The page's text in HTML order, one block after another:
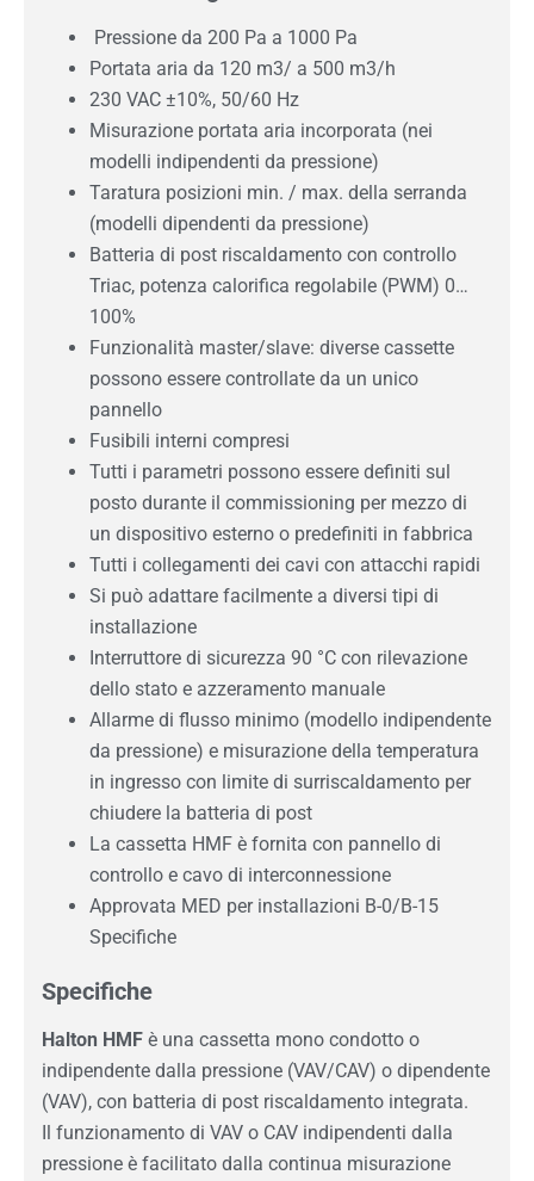
Pressione da 200 Pa a 1000 Pa
Portata aria da 120 m3/ a 500 m3/h
230 VAC ±10%, 50/60 Hz
Misurazione portata aria incorporata (nei
modelli indipendenti da pressione)
Taratura posizioni min. / max. della serranda
(modelli dipendenti da pressione)
Batteria di post riscaldamento con controllo
Triac, potenza calorifica regolabile (PWM) 0…
100%
Funzionalità master/slave: diverse cassette
possono essere controllate da un unico
pannello
Fusibili interni compresi
Tutti i parametri possono essere definiti sul
posto durante il commissioning per mezzo di
un dispositivo esterno o predefiniti in fabbrica
Tutti i collegamenti dei cavi con attacchi rapidi
Si può adattare facilmente a diversi tipi di
installazione
Interruttore di sicurezza 90 °C con rilevazione
dello stato e azzeramento manuale
Allarme di flusso minimo (modello indipendente
da pressione) e misurazione della temperatura
in ingresso con limite di surriscaldamento per
chiudere la batteria di post
La cassetta HMF è fornita con pannello di
controllo e cavo di interconnessione
Approvata MED per installazioni B-0/B-15
Specifiche
Specifiche
Halton HMF è una cassetta mono condotto o
indipendente dalla pressione (VAV/CAV) o dipendente
(VAV), con batteria di post riscaldamento integrata.
Il funzionamento di VAV o CAV indipendenti dalla
pressione è facilitato dalla continua misurazione